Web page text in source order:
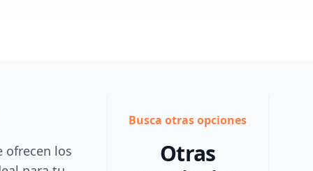
ofrecen los
Busca otras opciones
Otras